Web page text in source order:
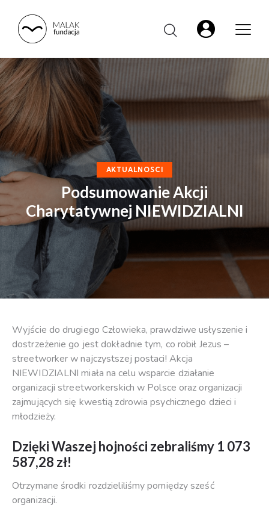
AKTUALNOSCI
Podsumowanie Akcji
Charytatywnej NIEWIDZIALNI
Wyjście do drugiego Człowieka, prawdziwe usłyszenie i
dostrzeżenie go jest dokładnie tym, co robił Jezus –
streetworker w najczystszej postaci! Akcja
NIEWIDZIALNI miała na celu wsparcie działanie
organizacji streetworkerskich w Polsce oraz organizacji
zajmujących się kwestią zdrowia psychicznego dzieci i
młodzieży.
Dzięki Waszej hojności zebraliśmy 1 073
587,28 zł!
Otrzymane środki rozdzieliliśmy pomiędzy sześć
organizacji.